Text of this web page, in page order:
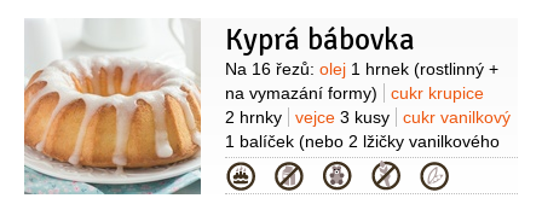
Kyprá bábovka
Suroviny
Na 16 řezů: olej 1 hrnek (rostlinný +
na vymazání formy)
cukr krupice
2 hrnky
vejce 3 kusy
cukr vanilkový
1 balíček (nebo 2 lžičky vanilkového
extraktu)
mouka pšeničná hladká
2 hrnky
kypřící prášek do pečiva
Kategorie